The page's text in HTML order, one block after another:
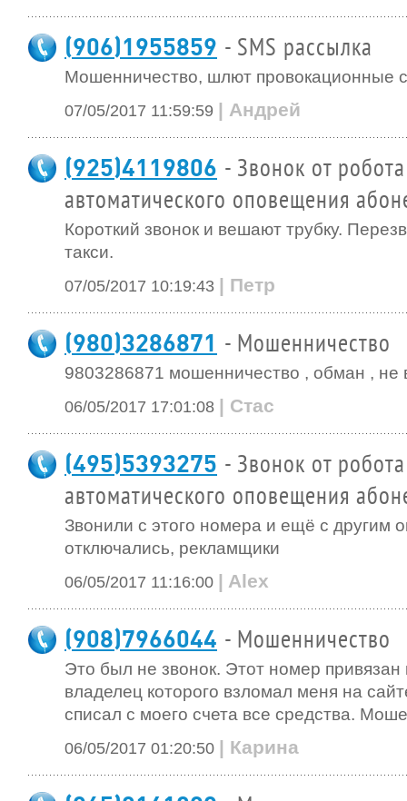
(906)1955859 - SMS рассылка
Мошенничество, шлют провокационные
07/05/2017 11:59:59 | Андрей
(925)4119806 - Звонок от
автоматического оповещения
Короткий звонок и вешают трубку.
такси.
07/05/2017 10:19:43 | Петр
(980)3286871 - Мошенничество
9803286871 мошенничество , обман , не
06/05/2017 17:01:08 | Стас
(495)5393275 - Звонок от
автоматического оповещения
Звонили с этого номера и ещё с другим
отключались, рекламщики
06/05/2017 11:16:00 | Alex
(908)7966044 - Мошенничество
Это был не звонок. Этот номер привязан
владелец которого взломал меня на
списал с моего счета все средства.
06/05/2017 01:20:50 | Карина